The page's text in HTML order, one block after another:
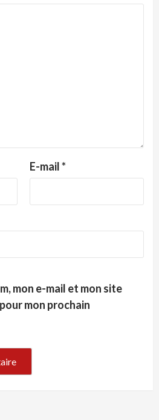
E-mail*
mon e-mail et mon site
mon prochain